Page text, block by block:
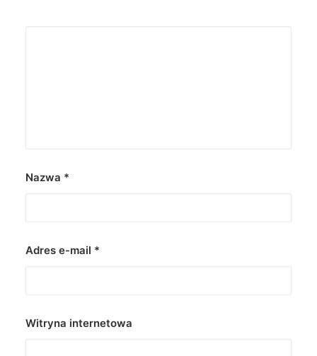
Nazwa *
Adres e-mail *
Witryna internetowa